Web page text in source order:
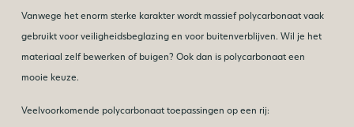
Vanwege het enorm sterke karakter wordt massief polycarbonaat vaak
gebruikt voor veiligheidsbeglazing en voor buitenverblijven. Wil je het
materiaal zelf bewerken of buigen? Ook dan is polycarbonaat een
mooie keuze.
Veelvoorkomende polycarbonaat toepassingen op een rij: